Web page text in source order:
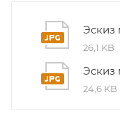
Эскиз
26,1 KB
Эскиз
24,6 KB